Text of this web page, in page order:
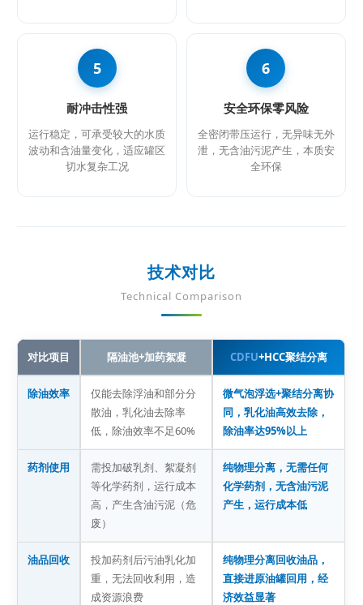
5
耐冲击性强
运行稳定，可承受较大的水质
波动和含油量变化，适应罐区
切水复杂工况
6
安全环保零风险
全密闭带压运行，无异味无外
泄，无含油污泥产生，本质安
全环保
技术对比
Technical Comparison
对比项目 隔油池+加药絮凝 CDFU+HCC聚结分离
除油效率
仅能去除浮油和部分分
散油，乳化油去除率
低，除油效率不足60%
微气泡浮选+聚结分离协
同，乳化油高效去除，
除油率达95%以上
药剂使用
需投加破乳剂、絮凝剂
等化学药剂，运行成本
高，产生含油污泥（危
废）
纯物理分离，无需任何
化学药剂，无含油污泥
产生，运行成本低
油品回收
投加药剂后污油乳化加
重，无法回收利用，造
成资源浪费
纯物理分离回收油品，
直接进原油罐回用，经
济效益显著